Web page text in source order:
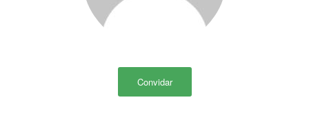
Convidar